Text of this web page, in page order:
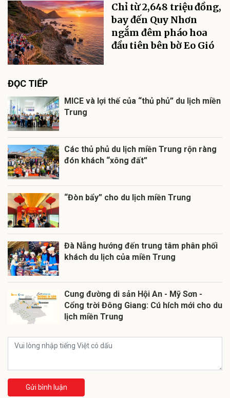
Chỉ từ 2,648 triệu đồng,
bay đến Quy Nhơn
ngắm đêm pháo hoa
đầu tiên bên bờ Eo Gió
ĐỌC TIẾP
MICE và lợi thế của “thủ phủ” du lịch miền
Trung
Các thủ phủ du lịch miền Trung rộn ràng
đón khách “xông đất”
“Đòn bẩy” cho du lịch miền Trung
Đà Nẵng hướng đến trung tâm phân phối
khách du lịch của miền Trung
Cung đường di sản Hội An - Mỹ Sơn -
Cổng trời Đông Giang: Cú hích mới cho du
lịch miền Trung
Gửi bình luận